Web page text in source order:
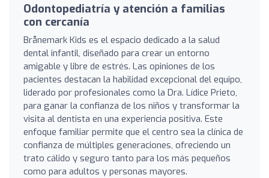
Odontopediatría y atención a familias
con cercanía
Brånemark Kids es el espacio dedicado a la salud
dental infantil, diseñado para crear un entorno
amigable y libre de estrés. Las opiniones de los
pacientes destacan la habilidad excepcional del equipo,
liderado por profesionales como la Dra. Lídice Prieto,
para ganar la confianza de los niños y transformar la
visita al dentista en una experiencia positiva. Este
enfoque familiar permite que el centro sea la clínica de
confianza de múltiples generaciones, ofreciendo un
trato cálido y seguro tanto para los más pequeños
como para adultos y personas mayores.